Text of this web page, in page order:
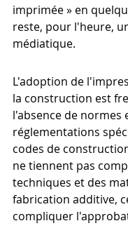
imprimée » en
reste, pour l'heure,
médiatique.
L'adoption de
la construction est
l'absence de normes
réglementations
codes de
ne tiennent pas
techniques et des
fabrication additive,
compliquer